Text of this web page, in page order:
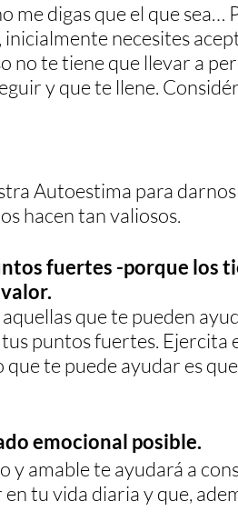
me digas que el que sea…
necesites
no te tiene que llevar a
y que te llene.
Autoestima para
hacen tan valiosos.
fuertes -porque los
que te pueden
puntos fuertes. Ejercita
te puede ayudar es
emocional posible.
y amable te ayudará a
tu vida diaria y que,